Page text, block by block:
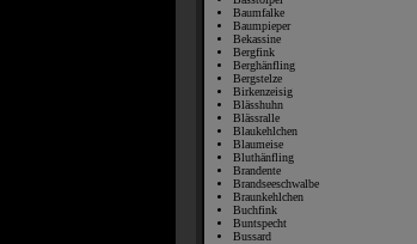
Baumfalke
Baumpieper
Bekassine
Bergfink
Berghänfling
Bergstelze
Birkenzeisig
Blässhuhn
Blässralle
Blaukehlchen
Blaumeise
Bluthänfling
Brandente
Brandseeschwalbe
Braunkehlchen
Buchfink
Buntspecht
Bussard